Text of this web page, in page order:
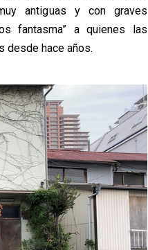
antiguas y con graves
fantasma” a quienes las
desde hace años.